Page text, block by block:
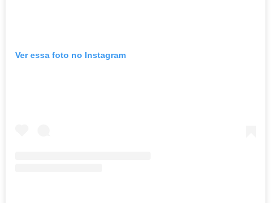
Ver essa foto no Instagram